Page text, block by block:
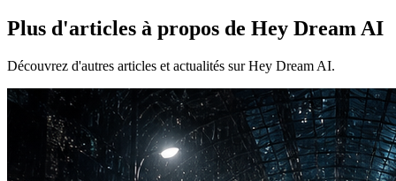
Plus d'articles à propos de Hey Dream AI
Découvrez d'autres articles et actualités sur Hey Dream AI.